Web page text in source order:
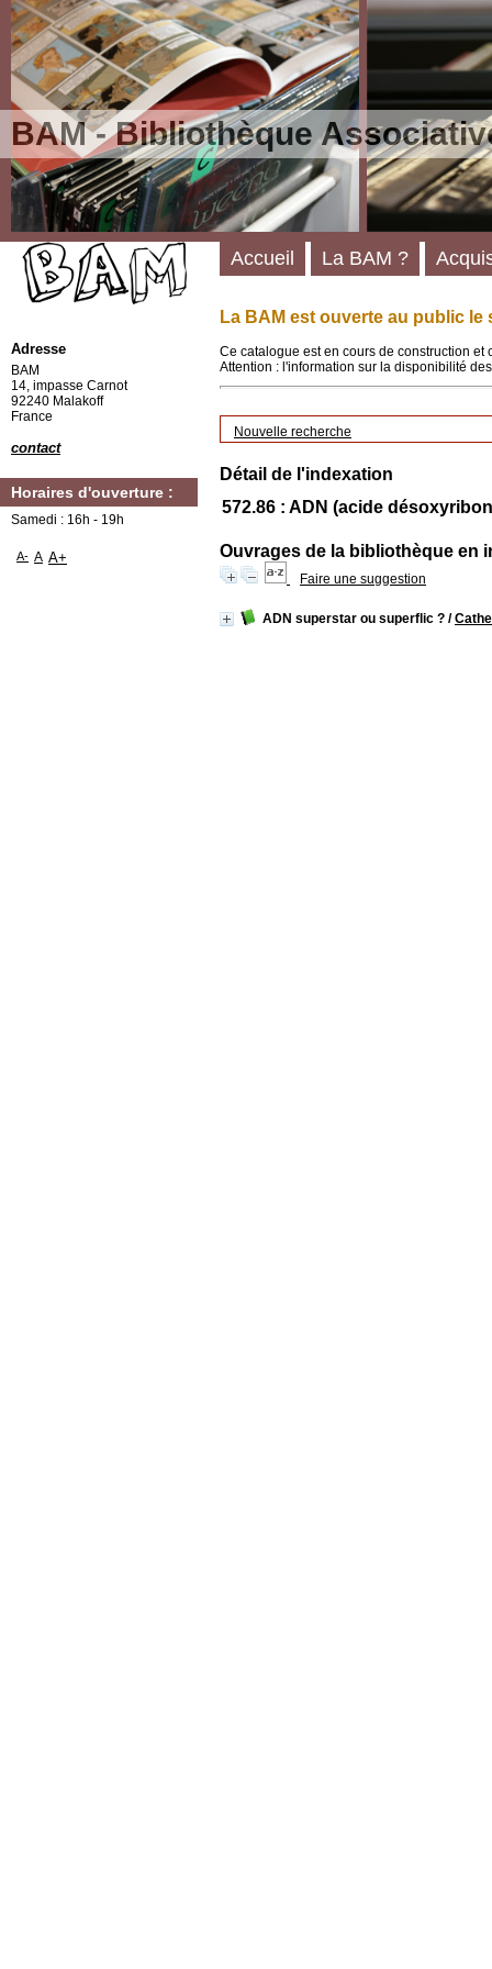
BAM - Bibliothèque
La BAM est ouverte au public le
Ce catalogue est en cours de construction
Attention : l'information sur la disponibilité
Nouvelle recherche
Détail de l'indexation
572.86 : ADN (acide
Ouvrages de la bibliothèque en
Faire une suggestion
ADN superstar ou superflic ? /
Accueil La BAM ?
Adresse
BAM
14, impasse Carnot
92240 Malakoff
France
contact
Horaires d'ouverture :
Samedi : 16h - 19h
A- A A+